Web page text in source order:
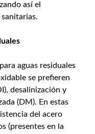
así el
aguas residuales
se prefieren
desalinización y
(DM). En estas
del acero
(presentes en la